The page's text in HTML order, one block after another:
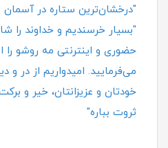
"درخشان‌ترین ستاره در آسمان
"بسیار خرسندیم و خداوند را
حضوری و اینترنتی مه روشو
می‌فرمایید. امیدواریم از در و
خودتان و عزیزانتان، خیر و
ثروت بباره"